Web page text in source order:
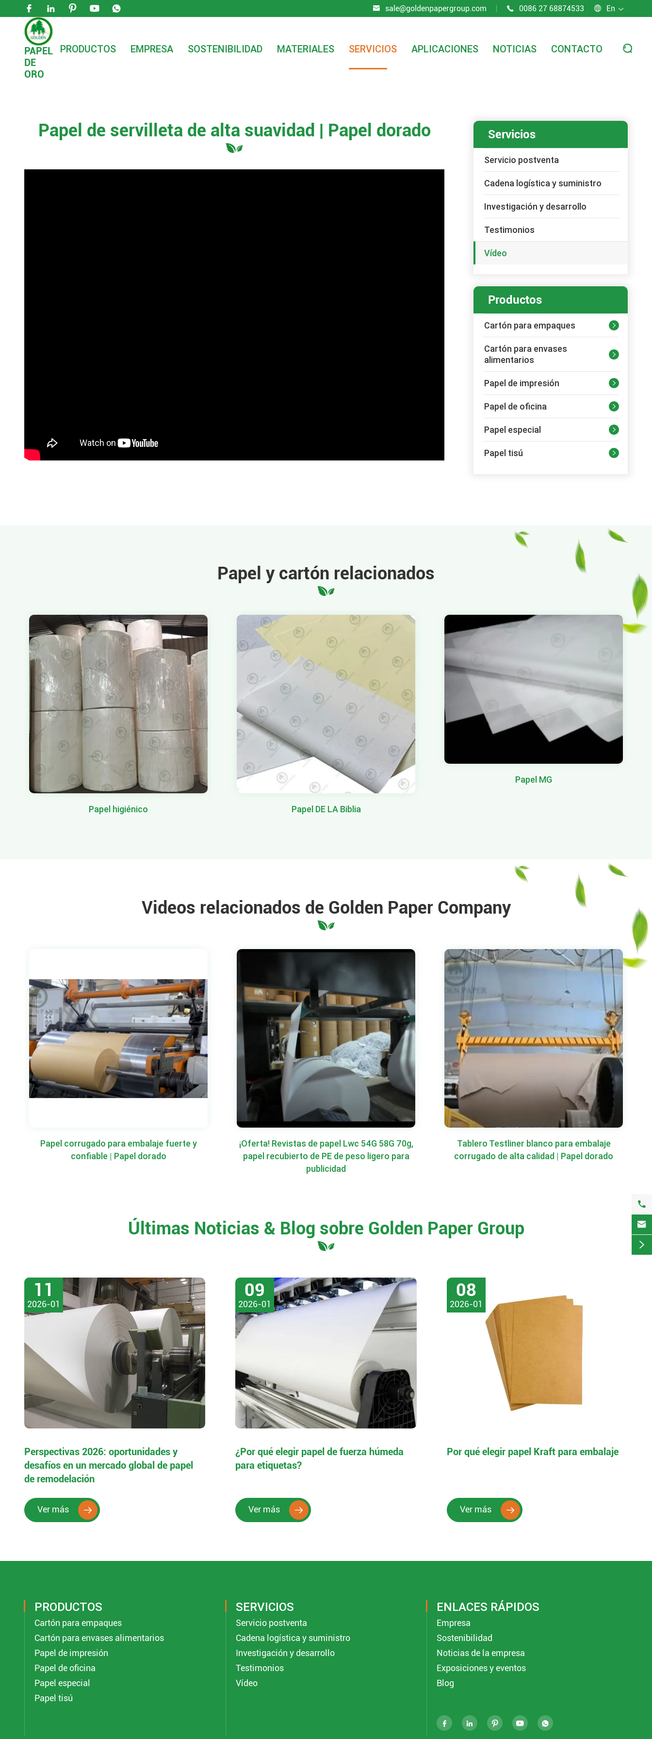
      sale@goldenpapergroup.com  0086 27 68874533  En 
PAPEL
DE
ORO
PRODUCTOS EMPRESA SOSTENIBILIDAD MATERIALES SERVICIOS APLICACIONES NOTICIAS CONTACTO 
 Hogar
Papel de servilleta de alta suavidad | Papel dorado Servicios
Servicio postventa
Cadena logística y suministro
Investigación y desarrollo
Testimonios
Vídeo
Productos
Cartón para empaques 
Cartón para envases
alimentarios

Papel de impresión 
Papel de oficina 
Papel especial 
Papel tisú 
Papel y cartón relacionados
Papel higiénico Papel DE LA Biblia
Papel MG
Videos relacionados de Golden Paper Company
Papel corrugado para embalaje fuerte y
confiable | Papel dorado
¡Oferta! Revistas de papel Lwc 54G 58G 70g,
papel recubierto de PE de peso ligero para
publicidad
Tablero Testliner blanco para embalaje
corrugado de alta calidad | Papel dorado
Últimas Noticias & Blog sobre Golden Paper Group
11
2026-01
Perspectivas 2026: oportunidades y
desafíos en un mercado global de papel
de remodelación
Ver más 
09
2026-01
¿Por qué elegir papel de fuerza húmeda
para etiquetas?
Ver más 
08
2026-01
Por qué elegir papel Kraft para embalaje
Ver más 
PRODUCTOS
Cartón para empaques
Cartón para envases alimentarios
Papel de impresión
Papel de oficina
Papel especial
Papel tisú
SERVICIOS
Servicio postventa
Cadena logística y suministro
Investigación y desarrollo
Testimonios
Vídeo
ENLACES RÁPIDOS
Empresa
Sostenibilidad
Noticias de la empresa
Exposiciones y eventos
Blog
    


